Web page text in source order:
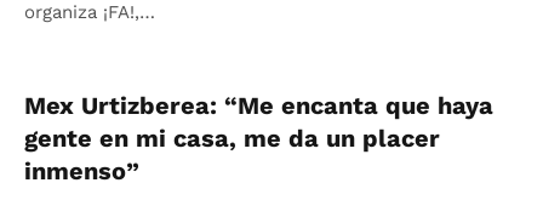
organiza ¡FA!,…
Mex Urtizberea: “Me encanta que haya
gente en mi casa, me da un placer
inmenso”